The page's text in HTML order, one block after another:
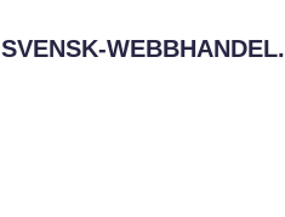
SVENSK-WEBBHANDEL.